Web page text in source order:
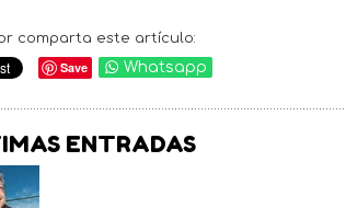
comparta este artículo:
Save Whatsapp
ENTRADAS